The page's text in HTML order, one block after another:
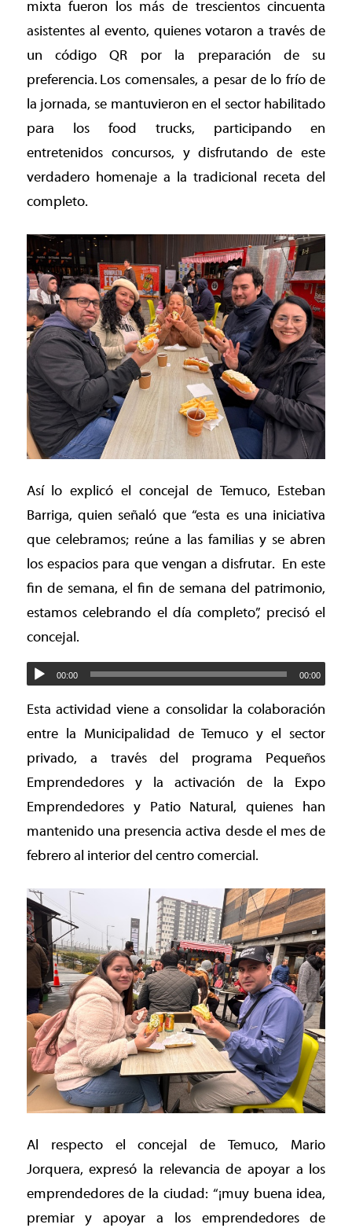
mixta fueron los más de trescientos cincuenta
asistentes al evento, quienes votaron a través de
un código QR por la preparación de su
preferencia. Los comensales, a pesar de lo frío de
la jornada, se mantuvieron en el sector habilitado
para los food trucks, participando en
entretenidos concursos, y disfrutando de este
verdadero homenaje a la tradicional receta del
completo.
Así lo explicó el concejal de Temuco, Esteban
Barriga, quien señaló que “esta es una iniciativa
que celebramos; reúne a las familias y se abren
los espacios para que vengan a disfrutar. En este
fin de semana, el fin de semana del patrimonio,
estamos celebrando el día completo”, precisó el
concejal.
00:00 00:00
Esta actividad viene a consolidar la colaboración
entre la Municipalidad de Temuco y el sector
privado, a través del programa Pequeños
Emprendedores y la activación de la Expo
Emprendedores y Patio Natural, quienes han
mantenido una presencia activa desde el mes de
febrero al interior del centro comercial.
Al respecto el concejal de Temuco, Mario
Jorquera, expresó la relevancia de apoyar a los
emprendedores de la ciudad: “¡muy buena idea,
premiar y apoyar a los emprendedores de